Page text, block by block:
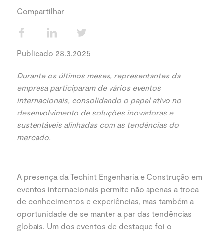
Compartilhar
Publicado 28.3.2025
Durante os últimos meses, representantes da
empresa participaram de vários eventos
internacionais, consolidando o papel ativo no
desenvolvimento de soluções inovadoras e
sustentáveis alinhadas com as tendências do
mercado.
A presença da Techint Engenharia e Construção em
eventos internacionais permite não apenas a troca
de conhecimentos e experiências, mas também a
oportunidade de se manter a par das tendências
globais. Um dos eventos de destaque foi o